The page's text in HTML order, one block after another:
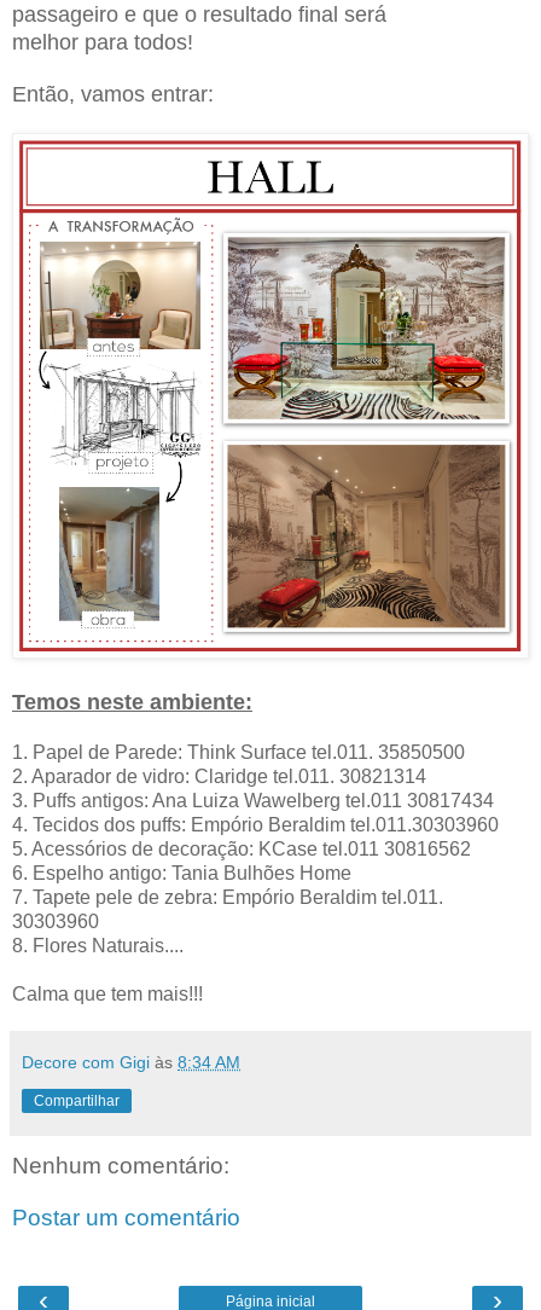
passageiro e que o resultado final será
melhor para todos!
Então, vamos entrar:
Temos neste ambiente:
1. Papel de Parede: Think Surface tel.011. 35850500
2. Aparador de vidro: Claridge tel.011. 30821314
3. Puffs antigos: Ana Luiza Wawelberg tel.011 30817434
4. Tecidos dos puffs: Empório Beraldim tel.011.30303960
5. Acessórios de decoração: KCase tel.011 30816562
6. Espelho antigo: Tania Bulhões Home
7. Tapete pele de zebra: Empório Beraldim tel.011.
30303960
8. Flores Naturais....
Calma que tem mais!!!
Decore com Gigi às 8:34 AM
Compartilhar
Nenhum comentário:
Postar um comentário
‹ ›
Página inicial